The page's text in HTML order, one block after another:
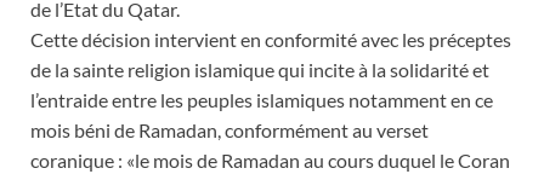
de l’Etat du Qatar.
Cette décision intervient en conformité avec les préceptes
de la sainte religion islamique qui incite à la solidarité et
l’entraide entre les peuples islamiques notamment en ce
mois béni de Ramadan, conformément au verset
coranique : «le mois de Ramadan au cours duquel le Coran